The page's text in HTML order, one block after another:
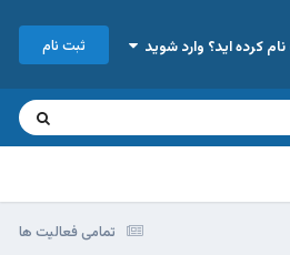
کرده اید؟ وارد شوید ثبت نام
تمامی فعالیت ها